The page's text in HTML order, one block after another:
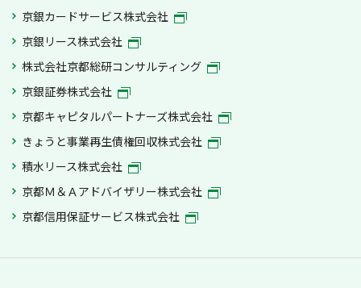
京銀カードサービス株式会社
京銀リース株式会社
株式会社京都総研コンサルティング
京銀証券株式会社
京都キャピタルパートナーズ株式会社
きょうと事業再生債権回収株式会社
積水リース株式会社
京都Ｍ＆Ａアドバイザリー株式会社
京都信用保証サービス株式会社